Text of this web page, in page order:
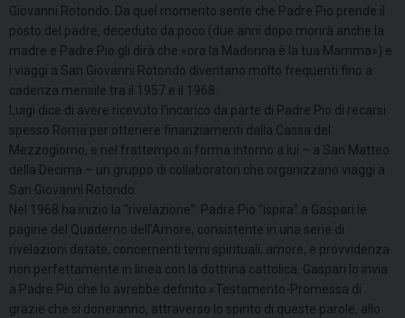
Giovanni Rotondo. Da quel momento sente che Padre Pio prende il
posto del padre, deceduto da poco (due anni dopo morirà anche la
madre e Padre Pio gli dirà che «ora la Madonna è la tua Mamma») e
i viaggi a San Giovanni Rotondo diventano molto frequenti fino a
cadenza mensile tra il 1957 e il 1968.
Luigi dice di avere ricevuto l’incarico da parte di Padre Pio di recarsi
spesso Roma per ottenere finanziamenti dalla Cassa del
Mezzogiorno, e nel frattempo si forma intorno a lui – a San Matteo
della Decima – un gruppo di collaboratori che organizzano viaggi a
San Giovanni Rotondo.
Nel 1968 ha inizio la “rivelazione”: Padre Pio “ispira” a Gaspari le
pagine del Quaderno dell’Amore, consistente in una serie di
rivelazioni datate, concernenti temi spirituali, amore, e provvidenza
non perfettamente in linea con la dottrina cattolica. Gaspari lo invia
a Padre Pio che lo avrebbe definito «Testamento-Promessa di
grazie che si doneranno, attraverso lo spirito di queste parole, allo